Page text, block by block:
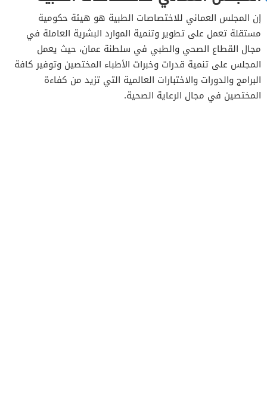
إن المجلس العماني للاختصاصات الطبية هو هيئة حكومية
مستقلة تعمل على تطوير وتنمية الموارد البشرية العاملة في
مجال القطاع الصحي والطبي في سلطنة عمان، حيث يعمل
المجلس على تنمية قدرات وخبرات الأطباء المختصين وتوفير كافة
البرامج والدورات والاختبارات العالمية التي تزيد من كفاءة
المختصين في مجال الرعاية الصحية.